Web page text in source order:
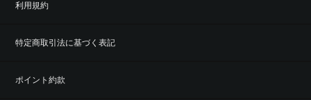
利用規約
特定商取引法に基づく表記
ポイント約款